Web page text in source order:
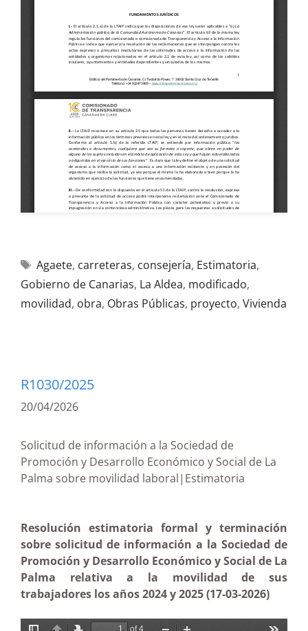
Agaete, carreteras, consejería, Estimatoria,
Gobierno de Canarias, La Aldea, modificado,
movilidad, obra, Obras Públicas, proyecto, Vivienda
R1030/2025
20/04/2026
Solicitud de información a la Sociedad de
Promoción y Desarrollo Económico y Social de La
Palma sobre movilidad laboral|Estimatoria
Resolución estimatoria formal y terminación
sobre solicitud de información a la Sociedad de
Promoción y Desarrollo Económico y Social de La
Palma relativa a la movilidad de sus
trabajadores los años 2024 y 2025 (17-03-2026)